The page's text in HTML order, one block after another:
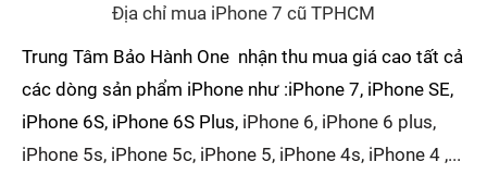
Địa chỉ mua iPhone 7 cũ TPHCM
Trung Tâm Bảo Hành One nhận thu mua giá cao tất cả
các dòng sản phẩm iPhone như :iPhone 7, iPhone SE,
iPhone 6S, iPhone 6S Plus, iPhone 6, iPhone 6 plus,
iPhone 5s, iPhone 5c, iPhone 5, iPhone 4s, iPhone 4 ,...